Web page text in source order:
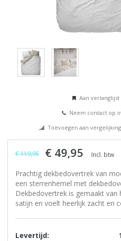
Aan
Neem contact op
Toevoegen aan vergelijking
€ 119,95 € 49,95 Incl. btw
Prachtig dekbedovertrek van
een sterrenhemel met
Dekbedovertrek is gemaakt
satijn en voelt heerlijk zacht en
Levertijd: